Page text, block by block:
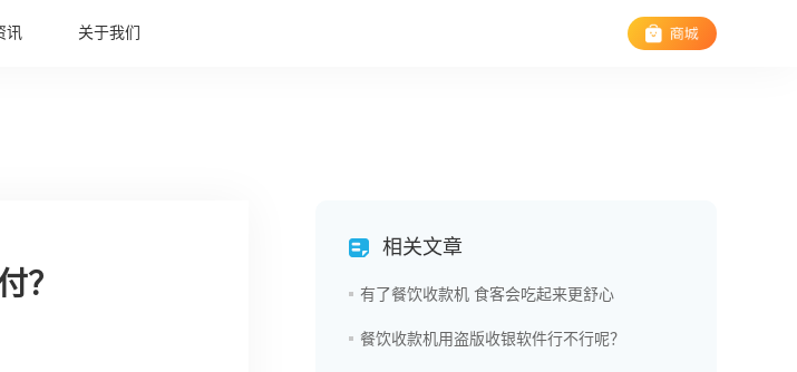
讯 关于我们
？
相关文章
有了餐饮收款机 食客会吃起来更舒心
餐饮收款机用盗版收银软件行不行呢？